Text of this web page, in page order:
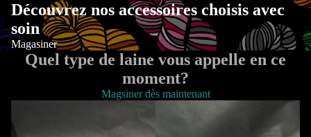
Découvrez nos accessoires choisis avec
soin
Magasiner
Quel type de laine vous appelle en ce
moment?
Magsiner dès maintenant